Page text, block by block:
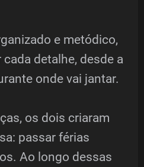
e metódico,
detalhe, desde a
onde vai jantar.
os dois criaram
passar férias
Ao longo dessas